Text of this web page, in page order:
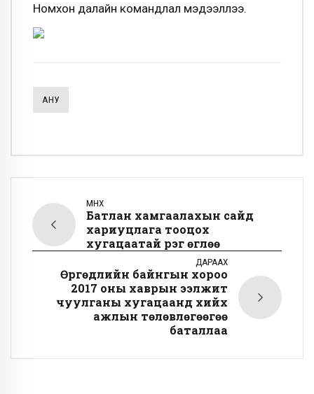
Номхон далайн командлал мэдээллээ.
АНУ
ӨМНӨХ
Батлан хамгаалахын сайд
хариуцлага тооцох
хугацаатай үүрэг өглөө
ДАРААХ
Өргөдлийн байнгын хороо
2017 оны хаврын ээлжит
чуулганы хугацаанд хийх
ажлын төлөвлөгөөгөө
баталлаа